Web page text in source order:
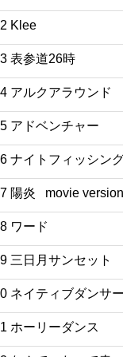
Klee
表参道26時
アルクアラウンド
アドベンチャー
ナイトフィッシン
陽炎 movie version
ワード
三日月サンセット
ネイティブダンサー
ホーリーダンス